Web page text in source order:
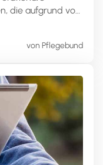
die aufgrund von
Umfeld
professionelle
von Pflegebund